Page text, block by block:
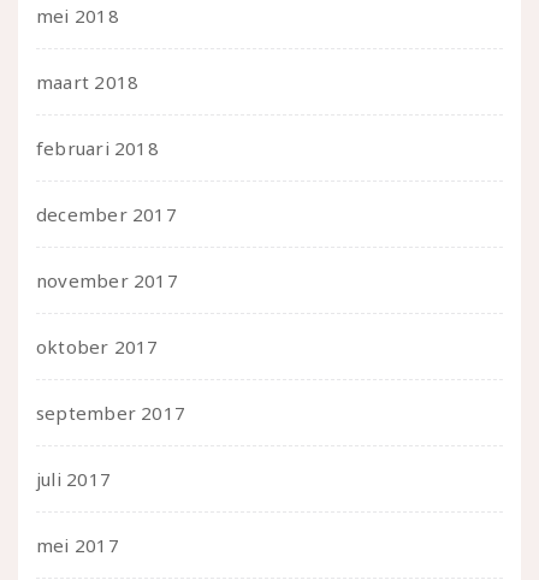
mei 2018
maart 2018
februari 2018
december 2017
november 2017
oktober 2017
september 2017
juli 2017
mei 2017